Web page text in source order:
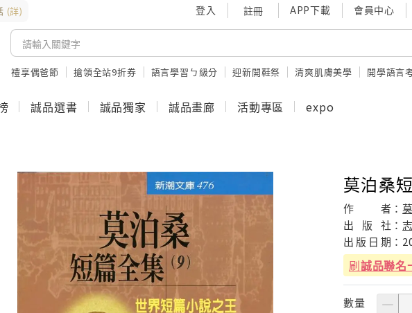
(詳) 登入 註冊 APP下載 會員中心
禮享偶爸節 搶領全站9折券 語言學習ㄅ級分 迎新開鞋祭 清爽肌膚美學 開學語言
誠品選書 誠品獨家 誠品畫廊 活動專區 expo
莫泊桑
作 者：
出
版 社：
出 版 日 期：
刷誠品聯名
數量